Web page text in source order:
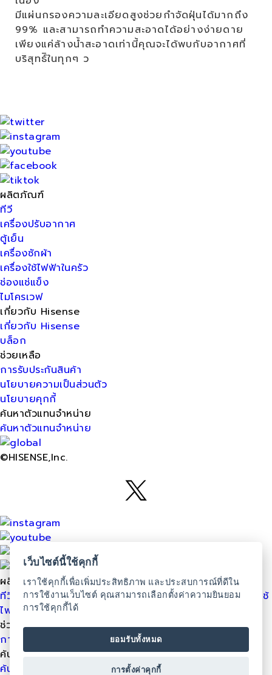
มีแผ่นกรองความละเอียดสูงช่วยกำจัดฝุ่นได้มากถึง
99% และสามารถทำความสะอาดได้อย่างง่ายดาย
เพียงแค่ล้างน้ำสะอาดเท่านี้คุณจะได้พบกับอากาศที่
บริสุทธ์ิในทุกๆ ว
ผลิตภัณฑ์
ทีวี
เครื่องปรับอากาศ
ตู้เย็น
เครื่องซักผ้า
เครื่องใช้ไฟฟ้าในครัว
ช่องแช่แข็ง
ไมโครเวฟ
เกี่ยวกับ Hisense
เกี่ยวกับ Hisense
บล็อก
ช่วยเหลือ
การรับประกันสินค้า
นโยบายความเป็นส่วนตัว
นโยบายคุกกี้
ค้นหาตัวแทนจำหน่าย
ค้นหาตัวแทนจำหน่าย
©HISENSE,Inc.
ผลิตภัณฑ์
ทีวี
ช่องแช่แข็ง ตู้เย็น เครื่องซักผ้า เครื่องปรับอากาศ เครื่องใช้
ไฟฟ้าในครัว ไมโครเวฟ
ช่วยเหลือ
การรับประกันสินค้า
นโยบายความเป็นส่วนตัว
ค้นหาตัวแทนจำหน่าย
ค้นหาตัวแทนจำหน่าย
เว็บไซต์นี้ใช้คุกกี้
เราใช้คุกกี้เพื่อเพิ่มประสิทธิภาพ และประสบการณ์ที่ดีใน
การใช้งานเว็บไซต์ คุณสามารถเลือกตั้งค่าความยินยอม
การใช้คุกกี้ได้
ยอมรับทั้งหมด
การตั้งค่าคุกกี้